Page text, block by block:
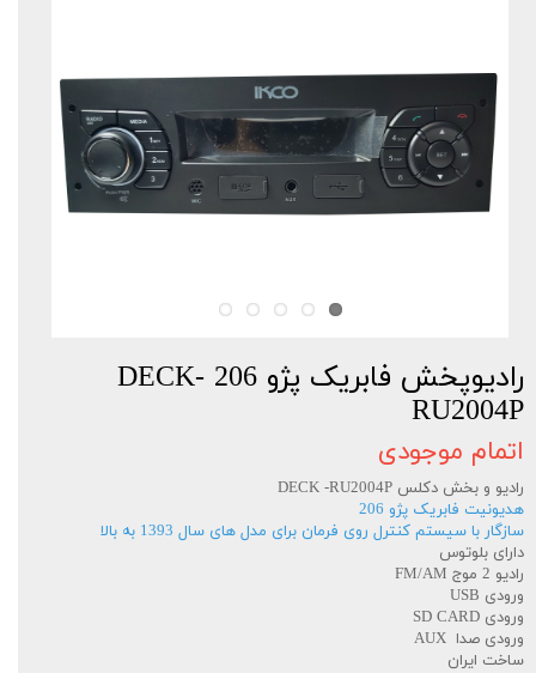
رادیوپخش فابریک پژو 206 DECK-
RU2004P
اتمام موجودی
رادیو و بخش دکلس DECK -RU2004P
هدیونیت فابریک پژو 206
سازگار با سیستم کنترل روی فرمان برای مدل های سال 1393 به بالا
دارای بلوتوس
رادیو 2 موج FM/AM
ورودی USB
ورودی SD CARD
ورودی صدا AUX
ساخت ایران